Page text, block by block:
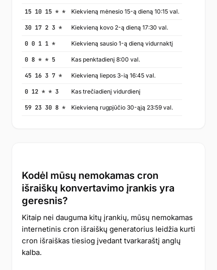
15 10 15 * * Kiekvieną mėnesio 15-ą dieną 10:15 val.
30 17 2 3 * Kiekvieną kovo 2-ą dieną 17:30 val.
0 0 1 1 * Kiekvieną sausio 1-ą dieną vidurnaktį
0 8 * * 5 Kas penktadienį 8:00 val.
45 16 3 7 * Kiekvieną liepos 3-ią 16:45 val.
0 12 * * 3 Kas trečiadienį vidurdienį
59 23 30 8 * Kiekvieną rugpjūčio 30-ąją 23:59 val.
Kodėl mūsų nemokamas cron
išraiškų konvertavimo įrankis yra
geresnis?
Kitaip nei dauguma kitų įrankių, mūsų nemokamas
internetinis cron išraiškų generatorius leidžia kurti
cron išraiškas tiesiog įvedant tvarkaraštį anglų
kalba.